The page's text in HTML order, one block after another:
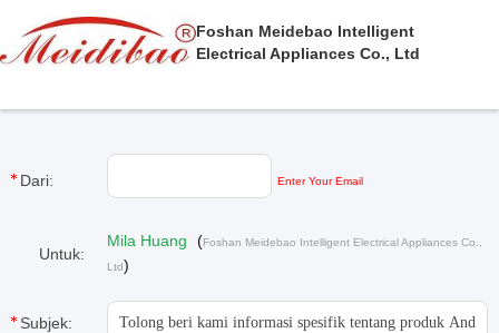
Foshan Meidebao Intelligent
Electrical Appliances Co., Ltd
Dari: Enter Your Email
Untuk:
Mila Huang (Foshan Meidebao Intelligent Electrical Appliances Co.,
Ltd)
Subjek: